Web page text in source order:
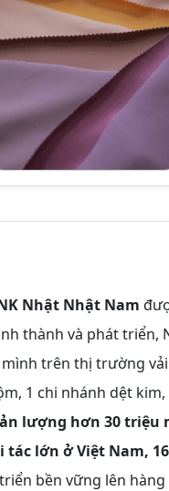
Nhật Nhật Nam
thành và phát
trên thị trường
1 chi nhánh dệt
lượng hơn 30 triệu
tác lớn ở Việt Nam,
bền vững lên